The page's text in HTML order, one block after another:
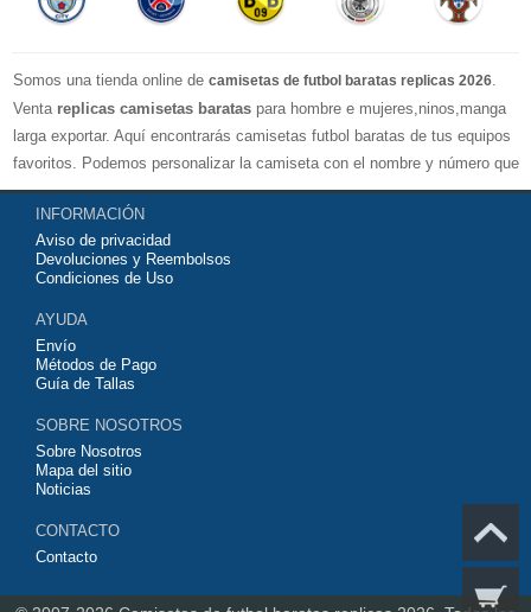
Somos una tienda online de camisetas de futbol baratas replicas 2026.
Venta replicas camisetas baratas para hombre e mujeres,ninos,manga
larga exportar. Aquí encontrarás camisetas futbol baratas de tus equipos
favoritos. Podemos personalizar la camiseta con el nombre y número que
quieras. Nuestrascamisetas de futbol replicasson de máxima calidad
tailandesa por lo que estamos convencidos que quedarás muy satisfecho
con ella. Estas camisetas tienen un tejido transpirable por lo que te
servirán para jugar al fútbol o simplemente para animar a tu equipo
contáctanos y haremos lo posible para conseguirtela lo más barata
posible.
INFORMACIÓN
Aviso de privacidad
Devoluciones y Reembolsos
Condiciones de Uso
AYUDA
Envío
Métodos de Pago
Guía de Tallas
SOBRE NOSOTROS
Sobre Nosotros
Mapa del sitio
Noticias
CONTACTO
Contacto